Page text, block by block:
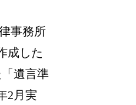
事務所
成した
遺言準
2月実